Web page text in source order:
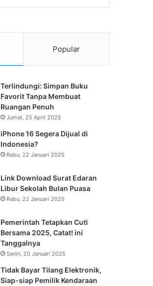
Popular
Terlindungi: Simpan Buku
Favorit Tanpa Membuat
Ruangan Penuh
Jumat, 25 April 2025
iPhone 16 Segera Dijual di
Indonesia?
Rabu, 22 Januari 2025
Link Download Surat Edaran
Libur Sekolah Bulan Puasa
Rabu, 22 Januari 2025
Pemerintah Tetapkan Cuti
Bersama 2025, Catat! ini
Tanggalnya
Senin, 20 Januari 2025
Tidak Bayar Tilang Elektronik,
Siap-siap Pemilik Kendaraan